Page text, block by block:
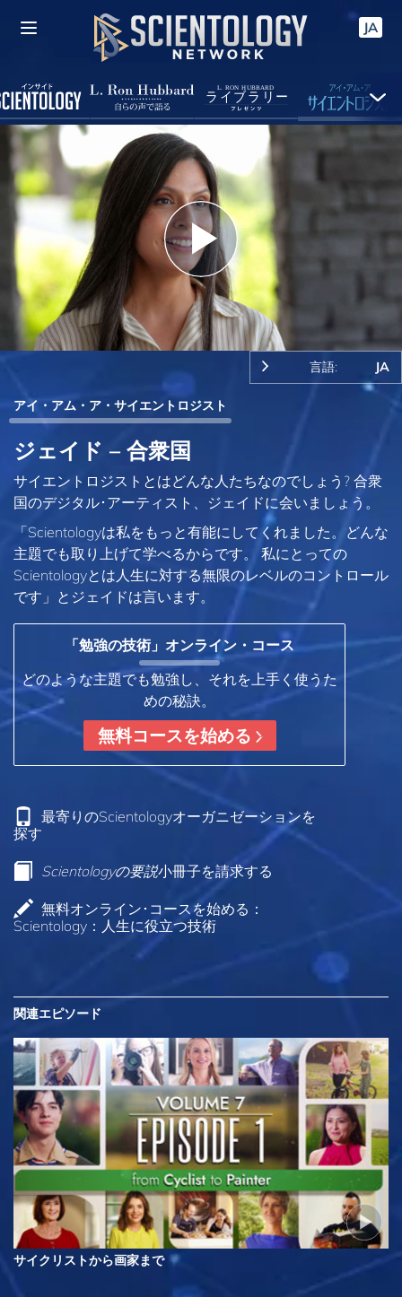
JA
Play
Video
言語: JA
アイ・アム・ア・サイエントロジスト
ジェイド – 合衆国
サイエントロジストとはどんな人たちなのでしょう? 合衆
国のデジタル･アーティスト、ジェイドに会いましょう。
「Scientologyは私をもっと有能にしてくれました。どんな
主題でも取り上げて学べるからです。 私にとっての
Scientologyとは人生に対する無限のレベルのコントロール
です」とジェイドは言います。
「勉強の技術」オンライン・コース
どのような主題でも勉強し、それを上手く使うた
めの秘訣。
無料コースを始める
最寄りのScientologyオーガニゼーションを
探す
Scientologyの要説小冊子を請求する
無料オンライン･コースを始める：
Scientology：人生に役立つ技術
関連エピソード
サイクリストから画家まで